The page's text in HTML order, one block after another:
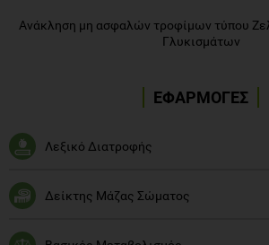
Ανάκληση μη ασφαλών τροφίμων τύπου
Γλυκισμάτων
ΕΦΑΡΜΟΓΕΣ
Λεξικό Διατροφής
Δείκτης Μάζας Σώματος